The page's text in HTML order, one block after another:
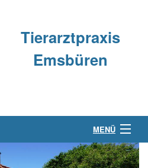
Tierarztpraxis
Emsbüren
MENÜ
Über uns